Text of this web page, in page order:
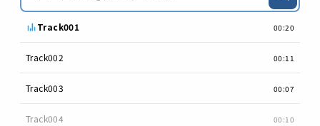
Track001 00:20
Track002 00:11
Track003 00:07
Track004 00:10